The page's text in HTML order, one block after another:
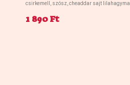
csirkemell, szósz, cheaddar sajt lilahagyma
1 890 Ft